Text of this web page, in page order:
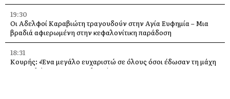
19:30
Οι Αδελφοί Καραβιώτη τραγουδούν στην Αγία Ευφημία – Μια
βραδιά αφιερωμένη στην κεφαλονίτικη παράδοση
18:31
Κουρής: «Ένα μεγάλο ευχαριστώ σε όλους όσοι έδωσαν τη μάχη
με τις φλόγες στην Κεφαλονιά»